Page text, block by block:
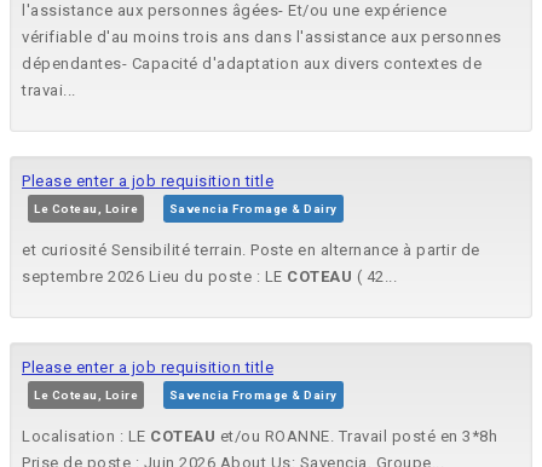
l'assistance aux personnes âgées- Et/ou une expérience
vérifiable d'au moins trois ans dans l'assistance aux personnes
dépendantes- Capacité d'adaptation aux divers contextes de
travai...
Please enter a job requisition title
Le Coteau, Loire Savencia Fromage & Dairy
et curiosité Sensibilité terrain. Poste en alternance à partir de
septembre 2026 Lieu du poste : LE COTEAU ( 42...
Please enter a job requisition title
Le Coteau, Loire Savencia Fromage & Dairy
Localisation : LE COTEAU et/ou ROANNE. Travail posté en 3*8h
Prise de poste : Juin 2026 About Us: Savencia, Groupe...